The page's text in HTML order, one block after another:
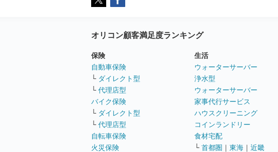
オリコン顧客満足度ランキング
保険
自動車保険
└ ダイレクト型
└ 代理店型
バイク保険
└ ダイレクト型
└ 代理店型
自転車保険
火災保険
生活
ウォーターサーバー
浄水型
ウォーターサーバー
家事代行サービス
ハウスクリーニング
コインランドリー
食材宅配
└ 首都圏 ｜ 東海 ｜ 近畿